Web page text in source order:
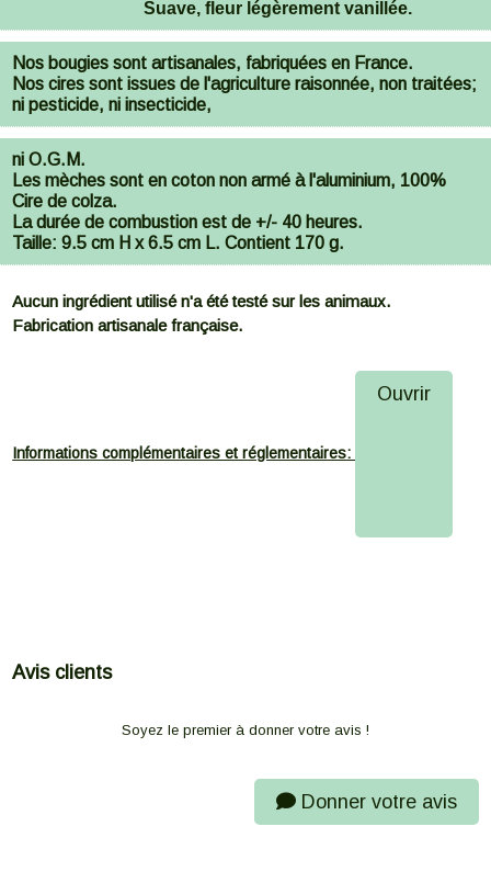
Suave, fleur légèrement vanillée.
Nos bougies sont artisanales, fabriquées en France.
Nos cires sont issues de l'agriculture raisonnée, non traitées;
ni pesticide, ni insecticide,
ni O.G.M.
Les mèches sont en coton non armé à l'aluminium, 100%
Cire de colza.
La durée de combustion est de +/- 40 heures.
Taille: 9.5 cm H x 6.5 cm L. Contient 170 g.
Aucun ingrédient utilisé n'a été testé sur les animaux.
Fabrication artisanale française.
Informations complémentaires et réglementaires:
Ouvrir
Avis clients
Soyez le premier à donner votre avis !
Donner votre avis